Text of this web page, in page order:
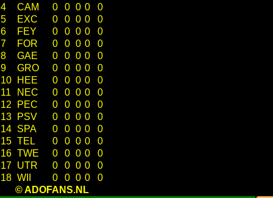
4
CAM 0 0 0 0
0
5
EXC 0 0 0 0
0
6
FEY 0 0 0 0
0
7
FOR 0 0 0 0
0
8
GAE 0 0 0 0
0
9
GRO 0 0 0 0
0
10
HEE 0 0 0 0
0
11
NEC 0 0 0 0
0
12
PEC 0 0 0 0
0
13
PSV 0 0 0 0
0
14 SPA 0 0 0 0
0
15 TEL 0 0 0 0
0
16 TWE 0 0 0 0
0
17 UTR 0 0 0 0
0
18 WII 0 0 0 0
0
© ADOFANS.NL